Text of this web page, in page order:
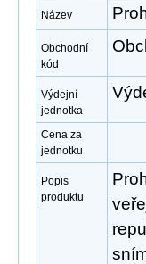
Název
Obchodní
kód
Výdejní
jednotka
Cena za
jednotku
Popis
produktu